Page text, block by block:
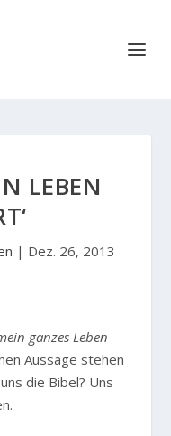
LEBEN
| Dez. 26, 2013
ganzes Leben
Aussage stehen
die Bibel? Uns